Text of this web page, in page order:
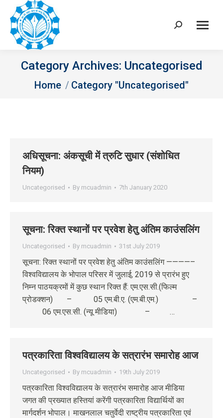
Search:
Category Archives: Uncategorised
You are here:
Home Category "Uncategorised"
अधिसूचना: अंकसूची में त्रुटि सुधार (संशोधित
नियम)
Uncategorised By mcuadmin 7th January 2020
सूचना: रिक्त स्थानों पर प्रवेश हेतु अंतिम काउंसलिंग
Uncategorised By mcuadmin 31st July 2019
सूचना: रिक्‍त स्‍थानों पर प्रवेश हेतु अंतिम काउंसलिंग ————–
विश्‍वविद्यालय के भोपाल परिसर में जुलाई, 2019 से प्रारंभ हुए
निम्‍न पाठयक्रमों में कुछ स्‍थान रिक्‍त हैं: एम.एस.सी.(फिल्‍म
प्रोडक्‍शन) – 05 एम.बी.ए. (एम.बी.एम.) –
06 एम.एस.सी. (न्‍यू मीडिया) – …
पत्रकारिता विश्वविद्यालय के सत्रारंभ समारोह आज
Uncategorised By mcuadmin 19th July 2019
पत्रकारिता विश्वविद्यालय के सत्रारंभ समारोह आज मीडिया
जगत की प्रख्यात हस्तियां करेंगी पत्रकारिता विद्यार्थियों का
मार्गदर्शन भोपाल। माखनलाल चतुर्वेदी राष्ट्रीय पत्रकारिता एवं